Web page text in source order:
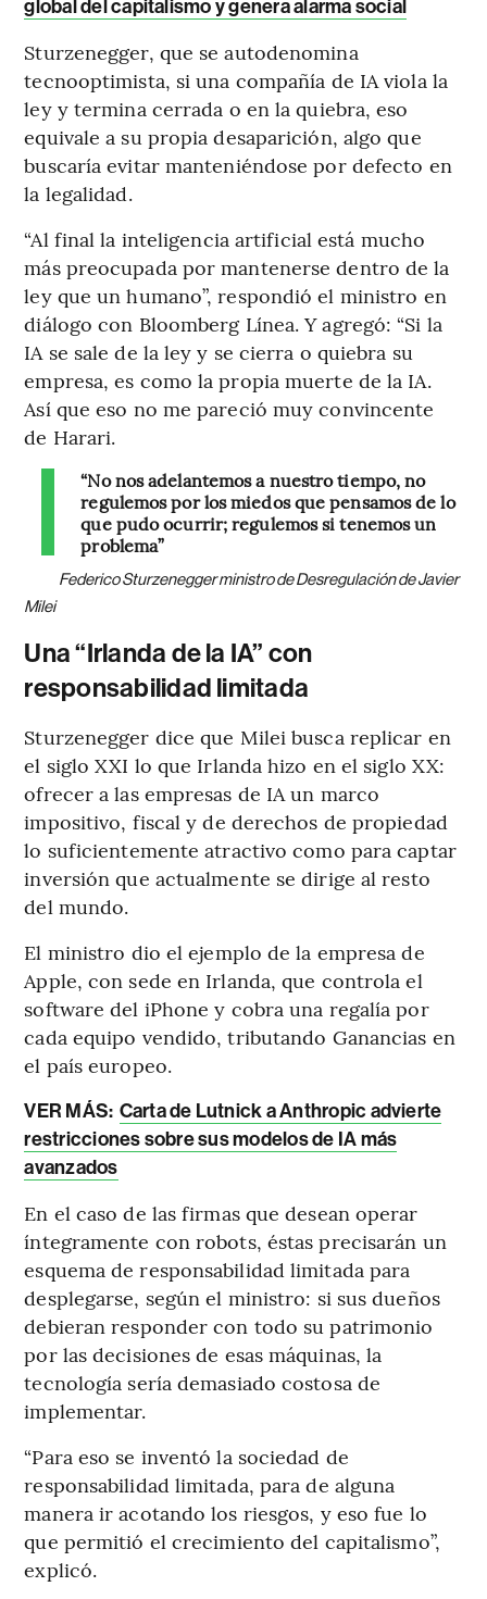
global del capitalismo y genera alarma social
Sturzenegger, que se autodenomina
tecnooptimista, si una compañía de IA viola la
ley y termina cerrada o en la quiebra, eso
equivale a su propia desaparición, algo que
buscaría evitar manteniéndose por defecto en
la legalidad.
“Al final la inteligencia artificial está mucho
más preocupada por mantenerse dentro de la
ley que un humano”, respondió el ministro en
diálogo con Bloomberg Línea. Y agregó: “Si la
IA se sale de la ley y se cierra o quiebra su
empresa, es como la propia muerte de la IA.
Así que eso no me pareció muy convincente
de Harari.
“No nos adelantemos a nuestro tiempo, no
regulemos por los miedos que pensamos de lo
que pudo ocurrir; regulemos si tenemos un
problema”
Federico Sturzenegger ministro de Desregulación de Javier
Milei
Una “Irlanda de la IA” con
responsabilidad limitada
Sturzenegger dice que Milei busca replicar en
el siglo XXI lo que Irlanda hizo en el siglo XX:
ofrecer a las empresas de IA un marco
impositivo, fiscal y de derechos de propiedad
lo suficientemente atractivo como para captar
inversión que actualmente se dirige al resto
del mundo.
El ministro dio el ejemplo de la empresa de
Apple, con sede en Irlanda, que controla el
software del iPhone y cobra una regalía por
cada equipo vendido, tributando Ganancias en
el país europeo.
VER MÁS: Carta de Lutnick a Anthropic advierte
restricciones sobre sus modelos de IA más
avanzados
En el caso de las firmas que desean operar
íntegramente con robots, éstas precisarán un
esquema de responsabilidad limitada para
desplegarse, según el ministro: si sus dueños
debieran responder con todo su patrimonio
por las decisiones de esas máquinas, la
tecnología sería demasiado costosa de
implementar.
“Para eso se inventó la sociedad de
responsabilidad limitada, para de alguna
manera ir acotando los riesgos, y eso fue lo
que permitió el crecimiento del capitalismo”,
explicó.